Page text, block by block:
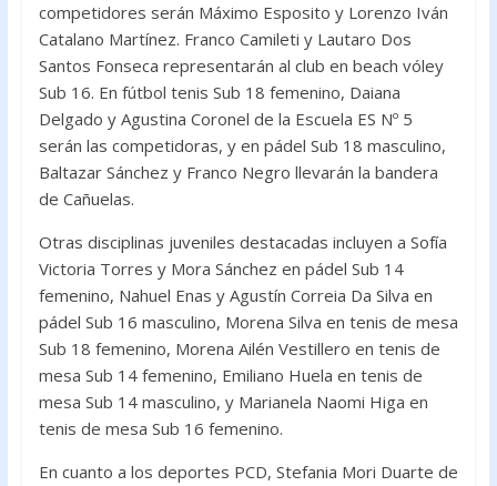
competidores serán Máximo Esposito y Lorenzo Iván
Catalano Martínez. Franco Camileti y Lautaro Dos
Santos Fonseca representarán al club en beach vóley
Sub 16. En fútbol tenis Sub 18 femenino, Daiana
Delgado y Agustina Coronel de la Escuela ES Nº 5
serán las competidoras, y en pádel Sub 18 masculino,
Baltazar Sánchez y Franco Negro llevarán la bandera
de Cañuelas.
Otras disciplinas juveniles destacadas incluyen a Sofía
Victoria Torres y Mora Sánchez en pádel Sub 14
femenino, Nahuel Enas y Agustín Correia Da Silva en
pádel Sub 16 masculino, Morena Silva en tenis de mesa
Sub 18 femenino, Morena Ailén Vestillero en tenis de
mesa Sub 14 femenino, Emiliano Huela en tenis de
mesa Sub 14 masculino, y Marianela Naomi Higa en
tenis de mesa Sub 16 femenino.
En cuanto a los deportes PCD, Stefania Mori Duarte de